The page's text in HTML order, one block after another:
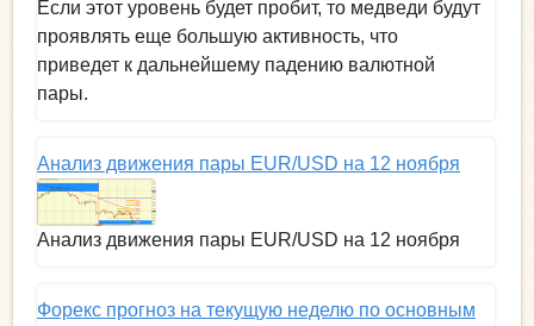
Если этот уровень будет пробит, то медведи будут
проявлять еще большую активность, что
приведет к дальнейшему падению валютной
пары.
Анализ движения пары EUR/USD на 12 ноября
Анализ движения пары EUR/USD на 12 ноября
Форекс прогноз на текущую неделю по основным